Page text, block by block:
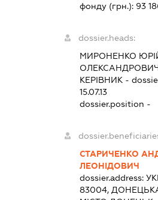
фонду (грн.): 93
dossier.heads:
МИРОНЕНКО
КЕРІВНИК -
15.07.13
dossier.position -
СТАРИЧЕНКО
ЛЕОНІДОВИЧ
dossier.address:
83004,